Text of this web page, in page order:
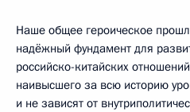
Наше общее героическое
надёжный фундамент для
российско-китайских
наивысшего за всю историю
и не зависят от